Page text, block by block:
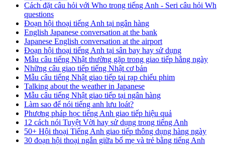
Cách đặt câu hỏi với Who trong tiếng Anh - Seri câu hỏi Wh
questions
Đoạn hội thoại tiếng Anh tại ngân hàng
English Japanese conversation at the bank
Japanese English conversation at the airport
Đoạn hội thoại tiếng Anh tại sân bay hay sử dụng
Mẫu câu tiếng Nhật thường gặp trong giao tiếp hằng ngày
Những câu giao tiếp tiếng Nhật cơ bản
Mẫu câu tiếng Nhật giao tiếp tại rạp chiếu phim
Talking about the weather in Japanese
Mẫu câu tiếng Nhật giao tiếp tại ngân hàng
Làm sao để nói tiếng anh lưu loát?
Phương pháp học tiếng Anh giao tiếp hiệu quả
12 cách nói Tuyệt Vời hay sử dụng trong tiếng Anh
50+ Hội thoại Tiếng Anh giao tiếp thông dụng hàng ngày
30 đoạn hội thoại ngắn giữa bố mẹ và trẻ bằng tiếng Anh